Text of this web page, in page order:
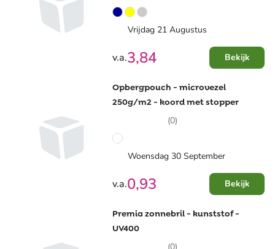
Vrijdag 21 Augustus
v.a.3,84 Bekijk
Opbergpouch - microvezel
250g/m2 - koord met stopper
(0)
Woensdag 30 September
v.a.0,93 Bekijk
Premia zonnebril - kunststof -
UV400